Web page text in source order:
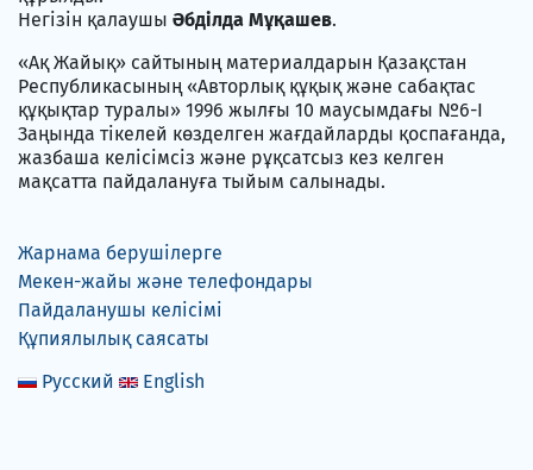
Негізін қалаушы Әбділда Мұқашев.
«Ақ Жайық» сайтының материалдарын Қазақстан
Республикасының «Авторлық құқық және сабақтас
құқықтар туралы» 1996 жылғы 10 маусымдағы №6-I
Заңында тікелей көзделген жағдайларды қоспағанда,
жазбаша келісімсіз және рұқсатсыз кез келген
мақсатта пайдалануға тыйым салынады.
Жарнама берушілерге
Мекен-жайы және телефондары
Пайдаланушы келісімі
Құпиялылық саясаты
Русский
English